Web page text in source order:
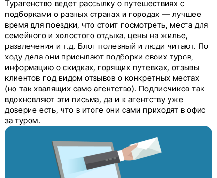
Турагенство ведет рассылку о путешествиях с
подборками о разных странах и городах — лучшее
время для поездки, что стоит посмотреть, места для
семейного и холостого отдыха, цены на жилье,
развлечения и т.д. Блог полезный и люди читают. По
ходу дела они присылают подборки своих туров,
информацию о скидках, горящих путевках, отзывы
клиентов под видом отзывов о конкретных местах
(но так хвалящих само агентство). Подписчиков так
вдохновляют эти письма, да и к агентству уже
доверие есть, что в итоге они сами приходят в офис
за туром.